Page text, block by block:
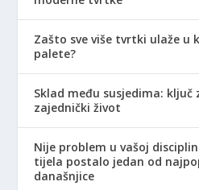
Zašto sve više tvrtki ulaže u
palete?
Sklad među susjedima:
zajednički život
Nije problem u vašoj
tijela postalo jedan od
današnjice